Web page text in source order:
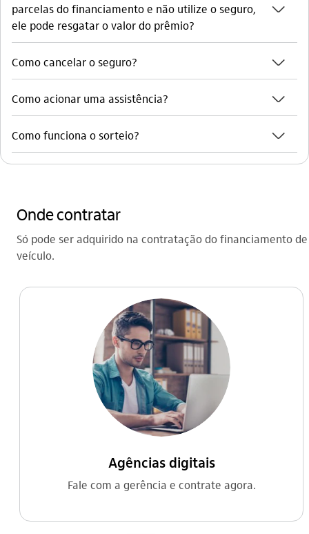
parcelas do financiamento e não utilize o seguro,
ele pode resgatar o valor do prêmio?
seta_baixo
Como cancelar o seguro? seta_baixo
Como acionar uma assistência? seta_baixo
Como funciona o sorteio? seta_baixo
Onde contratar
Só pode ser adquirido na contratação do financiamento de
veículo.
Agências digitais
Fale com a gerência e contrate agora.